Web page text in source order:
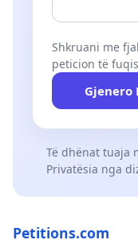
Shkruani me
peticion të
Gjenero
Të dhënat tuaja
Privatësia nga
Petitions.com